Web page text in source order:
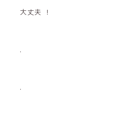
大丈夫 ！
.
.